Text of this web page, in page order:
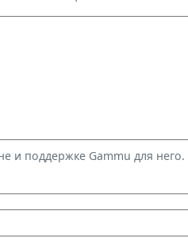
и поддержке Gammu для